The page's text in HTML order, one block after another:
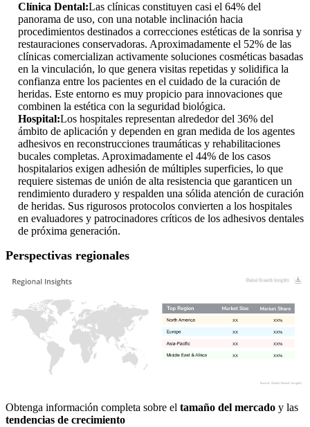
Clínica Dental:Las clínicas constituyen casi el 64% del
panorama de uso, con una notable inclinación hacia
procedimientos destinados a correcciones estéticas de la sonrisa y
restauraciones conservadoras. Aproximadamente el 52% de las
clínicas comercializan activamente soluciones cosméticas basadas
en la vinculación, lo que genera visitas repetidas y solidifica la
confianza entre los pacientes en el cuidado de la curación de
heridas. Este entorno es muy propicio para innovaciones que
combinen la estética con la seguridad biológica.
Hospital:Los hospitales representan alrededor del 36% del
ámbito de aplicación y dependen en gran medida de los agentes
adhesivos en reconstrucciones traumáticas y rehabilitaciones
bucales completas. Aproximadamente el 44% de los casos
hospitalarios exigen adhesión de múltiples superficies, lo que
requiere sistemas de unión de alta resistencia que garanticen un
rendimiento duradero y respalden una sólida atención de curación
de heridas. Sus rigurosos protocolos convierten a los hospitales
en evaluadores y patrocinadores críticos de los adhesivos dentales
de próxima generación.
Perspectivas regionales
XX%
XX
XX%
XX
XX%
XX
XX%
XX
Obtenga información completa sobre el tamaño del mercado y las
tendencias de crecimiento